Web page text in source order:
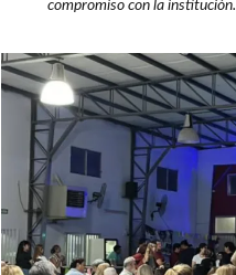
compromiso con la institución.